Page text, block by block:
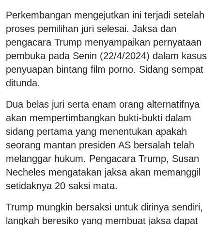
Perkembangan mengejutkan ini terjadi setelah
proses pemilihan juri selesai. Jaksa dan
pengacara Trump menyampaikan pernyataan
pembuka pada Senin (22/4/2024) dalam kasus
penyuapan bintang film porno. Sidang sempat
ditunda.
Dua belas juri serta enam orang alternatifnya
akan mempertimbangkan bukti-bukti dalam
sidang pertama yang menentukan apakah
seorang mantan presiden AS bersalah telah
melanggar hukum. Pengacara Trump, Susan
Necheles mengatakan jaksa akan memanggil
setidaknya 20 saksi mata.
Trump mungkin bersaksi untuk dirinya sendiri,
langkah beresiko yang membuat jaksa dapat